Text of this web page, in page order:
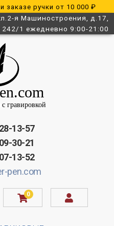
заказе ручки от 10 000 ₽
я Машиностроения, д.17,
242/1 ежедневно 9:00-21:00
13-57
30-21
13-52
pen.com
0